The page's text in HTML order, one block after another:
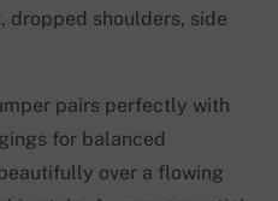
dropped shoulders, side
pairs perfectly with
for balanced
over a flowing